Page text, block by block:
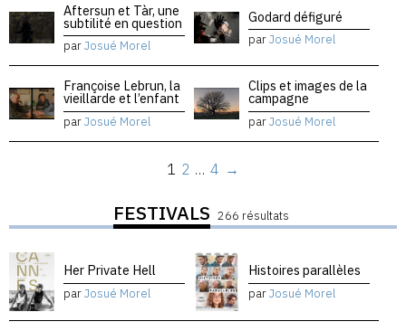
Aftersun et Tàr, une
subtilité en question
parJosué Morel
Godard défiguré
parJosué Morel
Françoise Lebrun, la
vieillarde et l’enfant
parJosué Morel
Clips et images de la
campagne
parJosué Morel
1 2 … 4 →
FESTIVALS 266 résultats
Her Private Hell
parJosué Morel
Histoires parallèles
parJosué Morel